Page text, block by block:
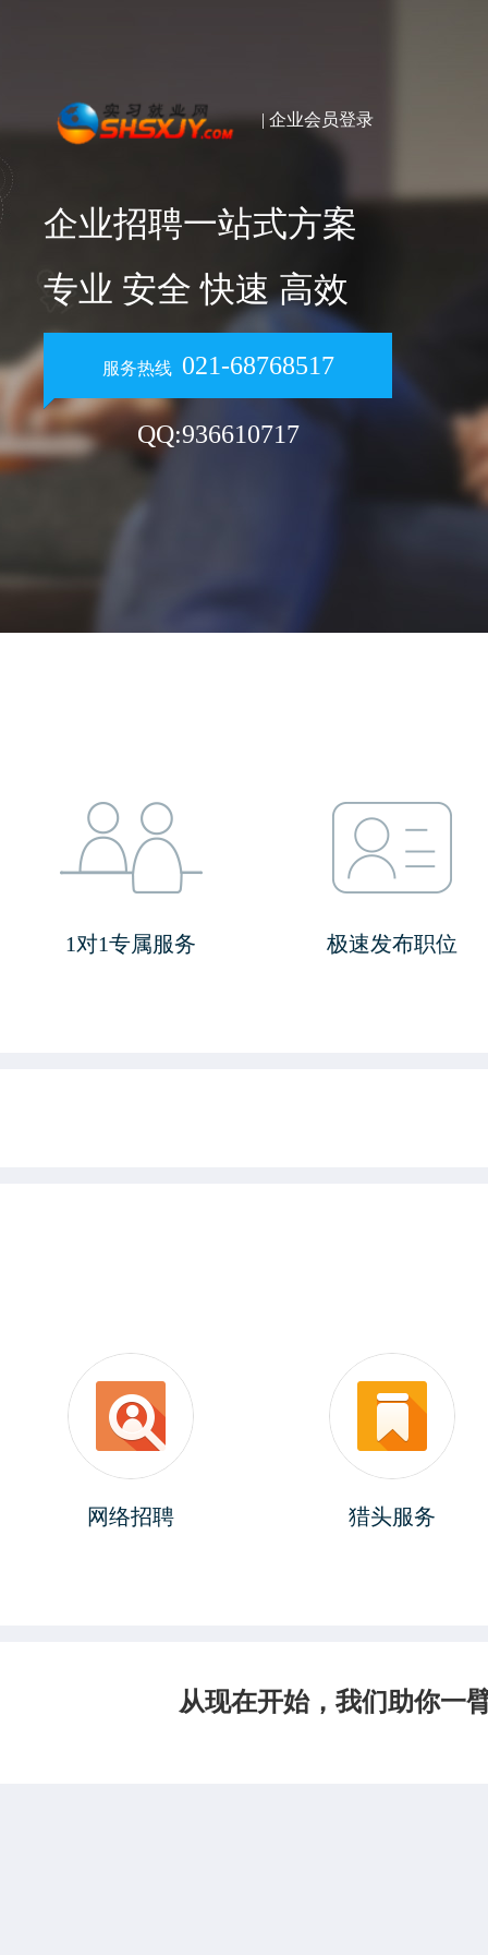
| 企业会员登录
企业招聘一站式方案
专业 安全 快速 高效
服务热线 021-68768517
QQ:936610717
1对1专属服务 极速发布职位
网络招聘 猎头服务
从现在开始，我们助你一